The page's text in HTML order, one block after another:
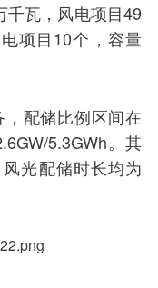
千瓦，风电项目49
项目10个，容量
配储比例区间在
5.3GWh。其
光配储时长均为